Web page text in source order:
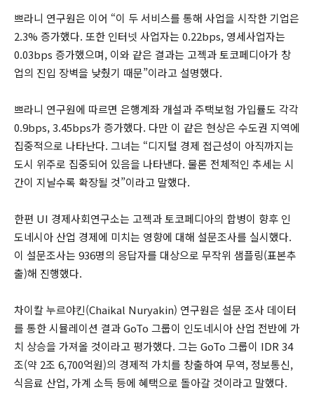
쁘라니 연구원은 이어 “이 두 서비스를 통해 사업을 시작한 기업은
2.3% 증가했다. 또한 인터넷 사업자는 0.22bps, 영세사업자는
0.03bps 증가했으며, 이와 같은 결과는 고젝과 토코페디아가 창
업의 진입 장벽을 낮췄기 때문”이라고 설명했다.
쁘라니 연구원에 따르면 은행계좌 개설과 주택보험 가입률도 각각
0.9bps, 3.45bps가 증가했다. 다만 이 같은 현상은 수도권 지역에
집중적으로 나타난다. 그녀는 “디지털 경제 접근성이 아직까지는
도시 위주로 집중되어 있음을 나타낸다. 물론 전체적인 추세는 시
간이 지날수록 확장될 것”이라고 말했다.
한편 UI 경제사회연구소는 고젝과 토코페디아의 합병이 향후 인
도네시아 산업 경제에 미치는 영향에 대해 설문조사를 실시했다.
이 설문조사는 936명의 응답자를 대상으로 무작위 샘플링(표본추
출)해 진행했다.
차이칼 누르야킨(Chaikal Nuryakin) 연구원은 설문 조사 데이터
를 통한 시뮬레이션 결과 GoTo 그룹이 인도네시아 산업 전반에 가
치 상승을 가져올 것이라고 평가했다. 그는 GoTo 그룹이 IDR 34
조(약 2조 6,700억원)의 경제적 가치를 창출하여 무역, 정보통신,
식음료 산업, 가계 소득 등에 혜택으로 돌아갈 것이라고 말했다.